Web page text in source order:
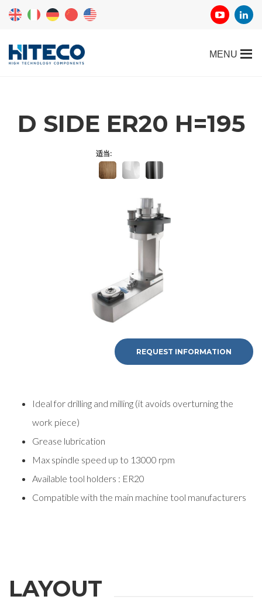
D SIDE ER20 H=195
适当:
REQUEST INFORMATION
Ideal for drilling and milling (it avoids overturning the
work piece)
Grease lubrication
Max spindle speed up to 13000 rpm
Available tool holders : ER20
Compatible with the main machine tool manufacturers
LAYOUT